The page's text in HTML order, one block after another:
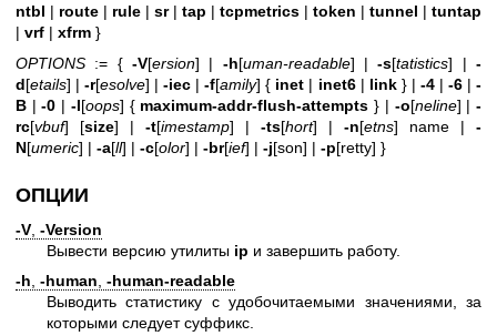
ntbl | route | rule | sr| tap | tcpmetrics | token | tunnel | tuntap
| vrf | xfrm }
OPTIONS := { -V[ersion] | -h[uman-readable] |-s[tatistics] |-
d[etails] |-r[esolve] |-iec |-f[amily] { inet | inet6| link} | -4| -6|-
B |-0 | -l[oops] { maximum-addr-flush-attempts } | -o[neline] |-
rc[vbuf] [size] | -t[imestamp] | -ts[hort] | -n[etns] name | -
N[umeric] | -a[ll] | -c[olor] | -br[ief] | -j[son] | -p[retty] }
ОПЦИИ
-V -Version
Вывести версию утилиты ip и завершить работу.
-h, -human, -human-readable
Выводить статистику с удобочитаемыми значениями, за
которыми следует суффикс.